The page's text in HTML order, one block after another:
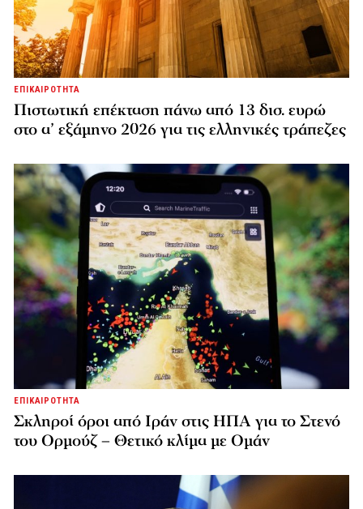
ΕΠΙΚΑΙΡΟΤΗΤΑ
Πιστωτική επέκταση πάνω από 13 δισ. ευρώ
στο α’ εξάμηνο 2026 για τις ελληνικές τράπεζες
ΕΠΙΚΑΙΡΟΤΗΤΑ
Σκληροί όροι από Ιράν στις ΗΠΑ για το Στενό
του Ορμούζ – Θετικό κλίμα με Ομάν